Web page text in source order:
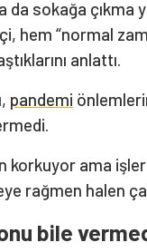
da sokağa çıkma
hem “normal
anlattı.
pandemi
korkuyor ama
rağmen halen
bile